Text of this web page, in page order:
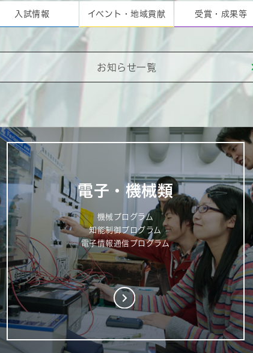
入試情報 イベント・地域貢献 受賞・成果等
お知らせ一覧
電子・機械類
機械プログラム
知能制御プログラム
電子情報通信プログラム